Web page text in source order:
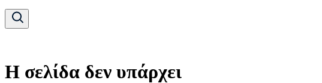
Η σελίδα δεν υπάρχει